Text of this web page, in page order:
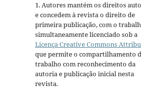
1. Autores mantém os direitos
e concedem à revista o direito de
primeira publicação, com o
simultaneamente licenciado sob a
Licença Creative Commons
que permite o compartilhamento
trabalho com reconhecimento da
autoria e publicação inicial nesta
revista.